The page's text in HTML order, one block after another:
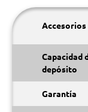
Accesorios
Capacidad
depósito
Garantía